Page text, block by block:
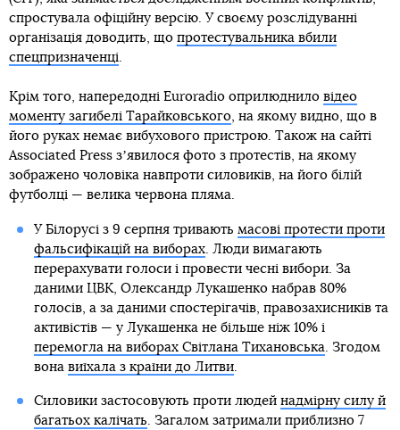
спростувала офіційну версію. У своєму розслідуванні
організація доводить, що протестувальника вбили
спецпризначенці
Крім того, напередодні Euroradio оприлюднило відео
моменту загибелі Тарайковського , на якому видно, що в
його руках немає вибухового пристрою. Також на сайті
Associated Press зʼявилося фото з протестів, на якому
зображено чоловіка навпроти силовиків, на його білій
футболці — велика червона пляма.
У Білорусі з 9 серпня тривають масові протести проти
фальсифікацій на виборах. Люди вимагають
перерахувати голоси і провести чесні вибори. За
даними ЦВК, Олександр Лукашенко набрав 80%
голосів, а за даними спостерігачів, правозахисників та
активістів — у Лукашенка не більше ніж 10% і
перемогла на виборах Світлана Тихановська . Згодом
вона виїхала з країни до Литви.
Силовики застосовують проти людей надмірну силу й
багатьох калічать . Загалом затримали приблизно 7